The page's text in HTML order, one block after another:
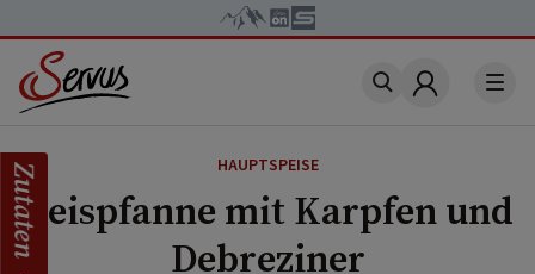
Account
HAUPTSPEISE
Reispfanne mit Karpfen und
Debreziner
Zutaten